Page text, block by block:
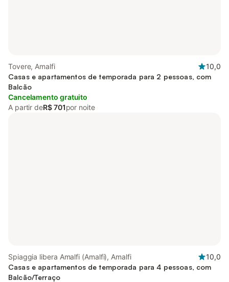
Tovere, Amalfi
10,0
Casas e apartamentos de temporada para 2 pessoas, com
Balcão
Cancelamento gratuito
A partir deR$ 701por noite
Spiaggia libera Amalfi (Amalfi), Amalfi
10,0
Casas e apartamentos de temporada para 4 pessoas, com
Balcão/Terraço